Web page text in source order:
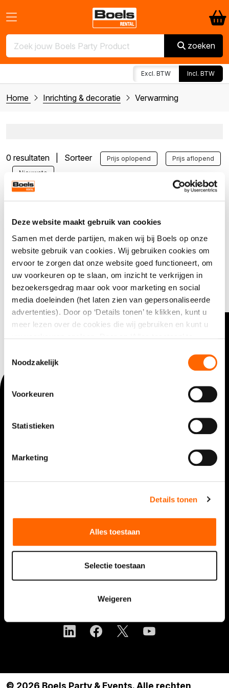
Deze website maakt gebruik van cookies
Samen met derde partijen, maken wij bij Boels op onze
website gebruik van cookies. Wij gebruiken cookies om
ervoor te zorgen dat onze website goed functioneert, om
uw voorkeuren op te slaan, om inzicht te verkrijgen in
bezoekersgedrag maar ook voor marketing en social
media doeleinden (het laten zien van gepersonaliseerde
advertenties). Door op ‘Details tonen’ te klikken, kunt u
meer lezen over de cookies die wij gebruiken en kunt u
zoals omschreven in onze cookieverklaring. U kunt uw
Noodzakelijk
Voorkeuren
Statistieken
Marketing
Details tonen
Alles toestaan
Selectie toestaan
Weigeren
zoeken
Excl. BTW Incl. BTW
Home Inrichting & decoratie Verwarming
0 resultaten | Sorteer Prijs oplopend
Prijs aflopend
Nieuwste
Geen producten
gevonden
Wellicht kunt u uw zoekspecificaties wat
aanpassen.
FAQ
Vacatures
Over Boels Rental
Boels.com